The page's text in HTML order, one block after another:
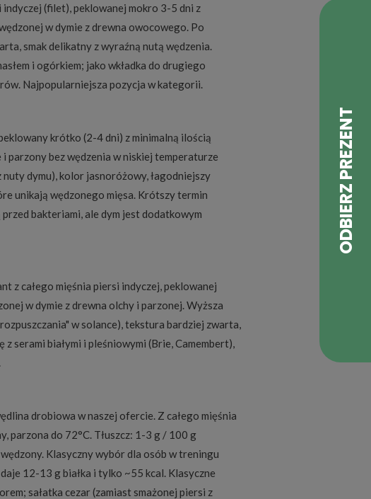
(filet), peklowanej mokro 3-5 dni z
w dymie z drewna owocowego. Po
smak delikatny z wyraźną nutą wędzenia.
i ogórkiem; jako wkładka do drugiego
Najpopularniejsza pozycja w kategorii.
krótko (2-4 dni) z minimalną ilością
parzony bez wędzenia w niskiej temperaturze
dymu), kolor jasnoróżowy, łagodniejszy
unikają wędzonego mięsa. Krótszy termin
bakteriami, ale dym jest dodatkowym
z całego mięśnia piersi indyczej, peklowanej
w dymie z drewna olchy i parzonej. Wyższa
w solance), tekstura bardziej zwarta,
serami białymi i pleśniowymi (Brie, Camembert),
drobiowa w naszej ofercie. Z całego mięśnia
parzona do 72°C. Tłuszcz: 1-3 g / 100 g
Klasyczny wybór dla osób w treningu
12-13 g białka i tylko ~55 kcal. Klasyczne
sałatka cezar (zamiast smażonej piersi z